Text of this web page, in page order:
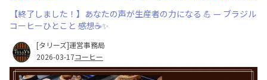
【終了しました！】あなたの声が生産者の力になる 💪 — ブラジル
コーヒーひとこと 感想☕✨
[タリーズ]運営事務局
2026-03-17コーヒー